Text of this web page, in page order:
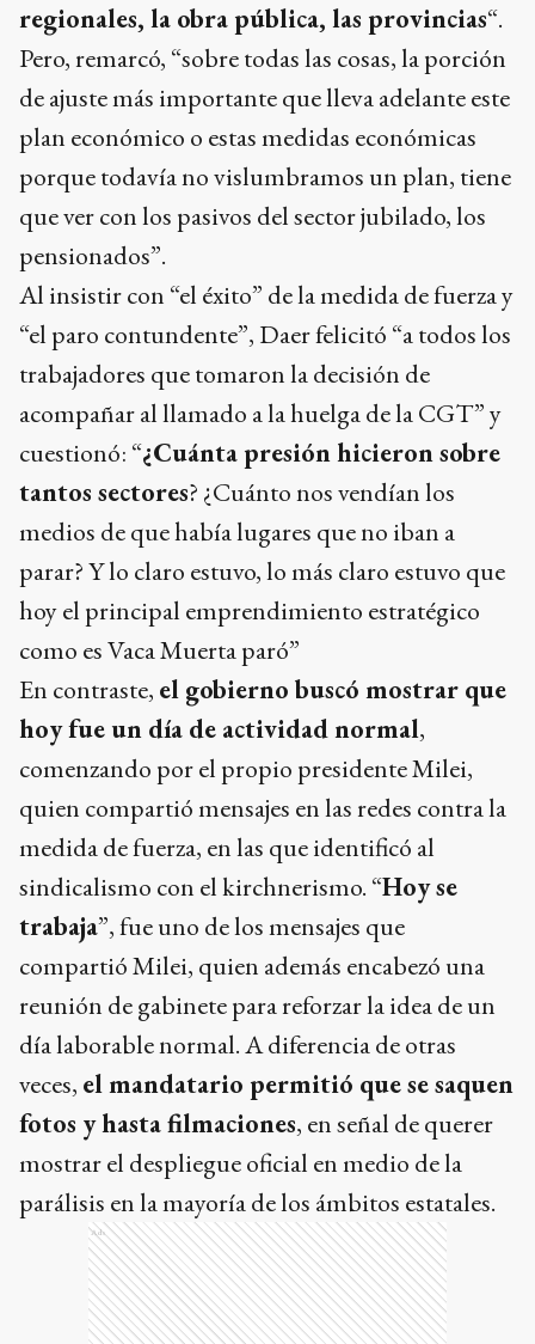
regionales, la obra pública, las provincias“.
Pero, remarcó, “sobre todas las cosas, la porción
de ajuste más importante que lleva adelante este
plan económico o estas medidas económicas
porque todavía no vislumbramos un plan, tiene
que ver con los pasivos del sector jubilado, los
pensionados”.
Al insistir con “el éxito” de la medida de fuerza y
“el paro contundente”, Daer felicitó “a todos los
trabajadores que tomaron la decisión de
acompañar al llamado a la huelga de la CGT” y
cuestionó: “¿Cuánta presión hicieron sobre
tantos sectores? ¿Cuánto nos vendían los
medios de que había lugares que no iban a
parar? Y lo claro estuvo, lo más claro estuvo que
hoy el principal emprendimiento estratégico
como es Vaca Muerta paró”
En contraste, el gobierno buscó mostrar que
hoy fue un día de actividad normal,
comenzando por el propio presidente Milei,
quien compartió mensajes en las redes contra la
medida de fuerza, en las que identificó al
sindicalismo con el kirchnerismo. “Hoy se
trabaja”, fue uno de los mensajes que
compartió Milei, quien además encabezó una
reunión de gabinete para reforzar la idea de un
día laborable normal. A diferencia de otras
veces, el mandatario permitió que se saquen
fotos y hasta filmaciones, en señal de querer
mostrar el despliegue oficial en medio de la
parálisis en la mayoría de los ámbitos estatales.
Ads